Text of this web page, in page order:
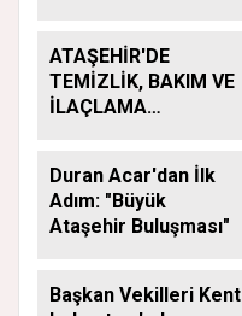
ATAŞEHİR'DE
TEMİZLİK, BAKIM VE
İLAÇLAMA
Duran Acar'dan İlk
Adım: "Büyük
Ataşehir Buluşması"
Başkan Vekilleri Kent